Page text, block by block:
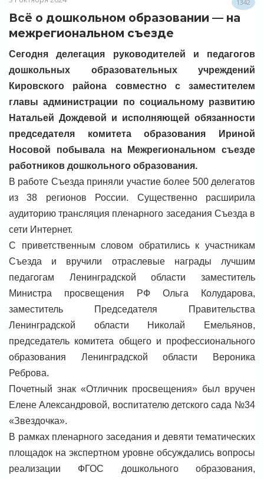
1342
Всё о дошкольном образовании — на
межрегиональном съезде
Сегодня делегация руководителей и педагогов
дошкольных образовательных учреждений
Кировского района совместно с заместителем
главы администрации по социальному развитию
Натальей Дождевой и исполняющей обязанности
председателя комитета образования Ириной
Носовой побывала на Межрегиональном съезде
работников дошкольного образования.
В работе Съезда приняли участие более 500 делегатов
из 38 регионов России. Существенно расширила
аудиторию трансляция пленарного заседания Съезда в
сети Интернет.
С приветственным словом обратились к участникам
Съезда и вручили отраслевые награды лучшим
педагогам Ленинградской области заместитель
Министра просвещения РФ Ольга Колударова,
заместитель Председателя Правительства
Ленинградской области Николай Емельянов,
председатель комитета общего и профессионального
образования Ленинградской области Вероника
Реброва.
Почетный знак «Отличник просвещения» был вручен
Елене Александровой, воспитателю детского сада №34
«Звездочка».
В рамках пленарного заседания и девяти тематических
площадок на экспертном уровне обсуждались вопросы
реализации ФГОС дошкольного образования,